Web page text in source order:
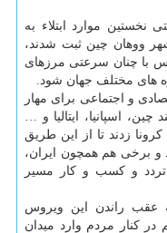
موارد ابتلاء به
روز از دیماه ۱۳۹۸ در شهر ووهان چین ثبت شدند،
با چنان سرعتی مرزهای
های مختلف جهان شود.
و اجتماعی برای مهار
اسپانیا، ایتالیا و …
زدند تا از این طریق
و برخی هم همچون ایران،
تردد و کسب و کار مسیر
عقب راندن این ویروس
کنار مردم وارد میدان